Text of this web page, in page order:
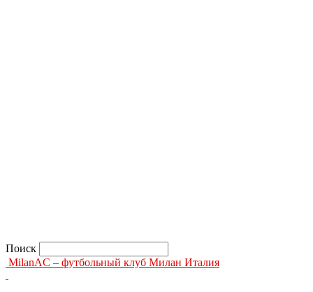
Поиск
MilanAC – футбольный клуб Милан Италия